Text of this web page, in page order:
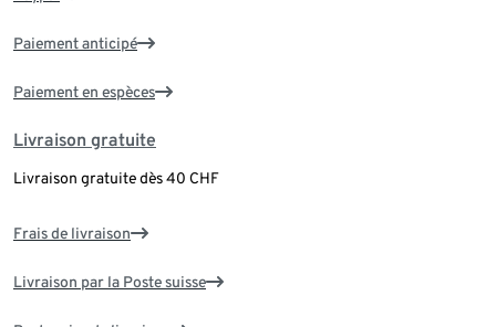
Paiement anticipé
Paiement en espèces
Livraison gratuite
Livraison gratuite dès 40 CHF
Frais de livraison
Livraison par la Poste suisse